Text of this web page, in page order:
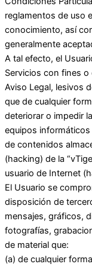
reglamentos de uso
conocimiento, así
generalmente
A tal efecto, el
Servicios con fines
Aviso Legal, lesivos
que de cualquier
deteriorar o impedir
equipos
de contenidos
(hacking) de la
usuario de Internet
El Usuario se
disposición de
mensajes, gráficos,
fotografías,
de material que:
(a) de cualquier